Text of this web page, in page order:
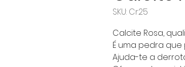
SKU: Cr25
Calcite Rosa,
É uma pedra
Ajuda-te a